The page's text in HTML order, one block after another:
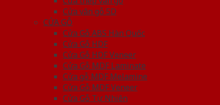
Cửa vân gỗ 5D
CỬA GỖ
Cửa Gỗ ABS Hàn Quốc
Cửa Gỗ HDF
Cửa Gỗ HDF Veneer
Cửa Gỗ MDF Laminate
Cửa gỗ MDF Melamine
Cửa Gỗ MDF Veneer
Cửa Gỗ Tự Nhiên